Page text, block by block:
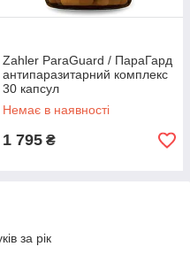
Zahler ParaGuard / ПараГард
антипаразитарний комплекс
30 капсул
Немає в наявності
1 795 ₴
за рік